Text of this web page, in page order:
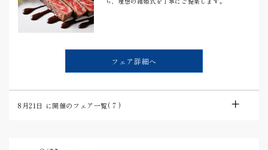
フェア詳細へ
8月21日 に開催のフェア一覧(7 )